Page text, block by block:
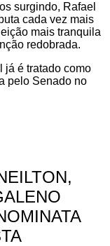
surgindo, Rafael
cada vez mais
mais tranquila
redobrada.
já é tratado como
pelo Senado no